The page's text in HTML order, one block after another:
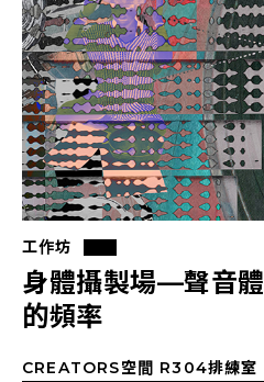
工作坊
身體攝製場—聲音
的頻率
CREATORS空間 R304排練室